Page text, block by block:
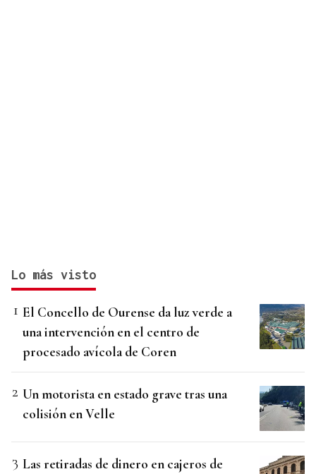
Lo más visto
El Concello de Ourense da luz verde a
una intervención en el centro de
procesado avícola de Coren
Un motorista en estado grave tras una
colisión en Velle
Las retiradas de dinero en cajeros de